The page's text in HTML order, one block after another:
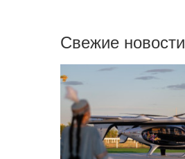
Свежие новости